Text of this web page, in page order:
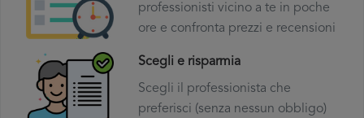
professionisti vicino a te in poche
ore e confronta prezzi e recensioni
Scegli e risparmia
Scegli il professionista che
preferisci (senza nessun obbligo)